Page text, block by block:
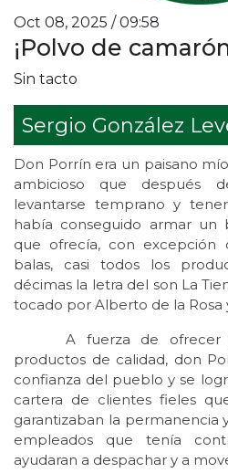
Oct 08, 2025 / 09:58
¡Polvo de
Sin tacto
Sergio González
Don Porrín era un paisano
ambicioso que después
levantarse temprano y
había conseguido armar
que ofrecía, con
balas, casi todos los
décimas la letra del son La
tocado por Alberto de la Rosa
A fuerza de ofrecer
productos de calidad, don
confianza del pueblo y se
cartera de clientes fieles
garantizaban la permanencia
empleados que tenía
ayudaran a despachar y a